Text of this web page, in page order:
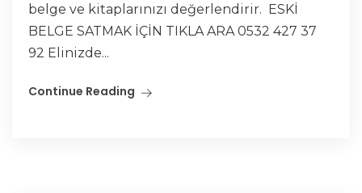
belge ve kitaplarınızı değerlendirir. ESKİ
BELGE SATMAK İÇİN TIKLA ARA 0532 427 37
92 Elinizde...
Continue Reading